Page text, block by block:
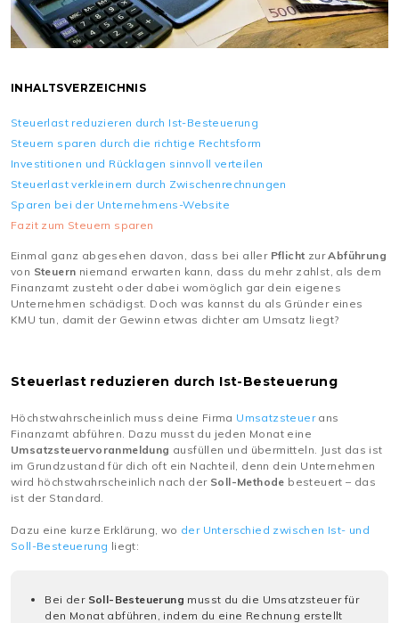
INHALTSVERZEICHNIS
Steuerlast reduzieren durch Ist-Besteuerung
Steuern sparen durch die richtige Rechtsform
Investitionen und Rücklagen sinnvoll verteilen
Steuerlast verkleinern durch Zwischenrechnungen
Sparen bei der Unternehmens-Website
Fazit zum Steuern sparen
Einmal ganz abgesehen davon, dass bei allerPflicht zurAbführung
von Steuern niemand erwarten kann, dass du mehr zahlst, als dem
Finanzamt zusteht oder dabei womöglich gar dein eigenes
Unternehmen schädigst. Doch was kannst du als Gründer eines
KMU tun, damit der Gewinn etwas dichter am Umsatz liegt?
Steuerlast reduzieren durch Ist-Besteuerung
Höchstwahrscheinlich muss deine Firma Umsatzsteuerans
Finanzamt abführen. Dazu musst du jeden Monat eine
Umsatzsteuervoranmeldung ausfüllen und übermitteln. Just das ist
im Grundzustand für dich oft ein Nachteil, denn dein Unternehmen
wird höchstwahrscheinlich nach der Soll-Methode besteuert – das
ist der Standard.
Dazu eine kurze Erklärung, wo der Unterschied zwischen Ist- und
Soll-Besteuerung liegt:
Bei der Soll-Besteuerung musst du die Umsatzsteuer für
den Monat abführen, indem du eine Rechnung erstellt